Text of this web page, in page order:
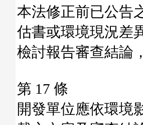
本法修正前已公告
估書或環境現況差
檢討報告審查結論
第 17 條
開發單位應依環境